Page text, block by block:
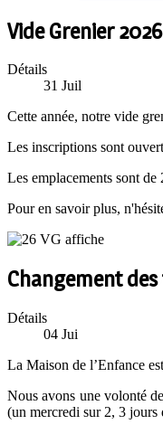
Vide Grenier 2026
Détails
31 Juil
Cette année, notre vide
Les inscriptions sont
Les emplacements sont
Pour en savoir plus,
Changement
Détails
04 Jui
La Maison de l’Enfance
Nous avons une volonté
(un mercredi sur 2, 3 jours